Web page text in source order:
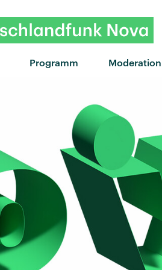
Programm Moderation
"Is it love" von Tyla · "Is it